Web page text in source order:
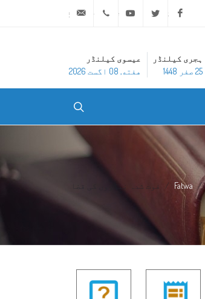
Facebook
Twitter
Youtube
ہجری کیلنڈر
25 صفر 1448
عیسوی کیلنڈر
هفته, 08 اگست 2026
Fatwa فوت شدہ نمازوں کی قضا